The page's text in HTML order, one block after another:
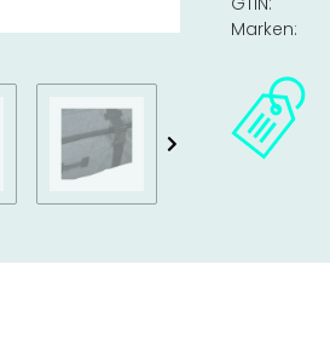
Marken: